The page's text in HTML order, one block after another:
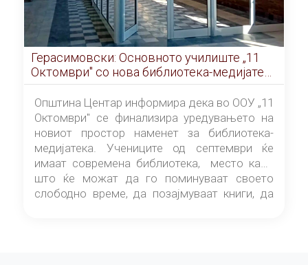
Герасимовски: Основното училиште „11
Октомври" со нова библиотека-медијатека
од септември
Општина Центар информира дека во ООУ „11
Октомври" се финализира уредувањето на
новиот простор наменет за библиотека-
медијатека. Учениците од септември ќе
имаат современа библиотека, место каде
што ќе можат да го поминуваат своето
слободно време, да позајмуваат книги, да